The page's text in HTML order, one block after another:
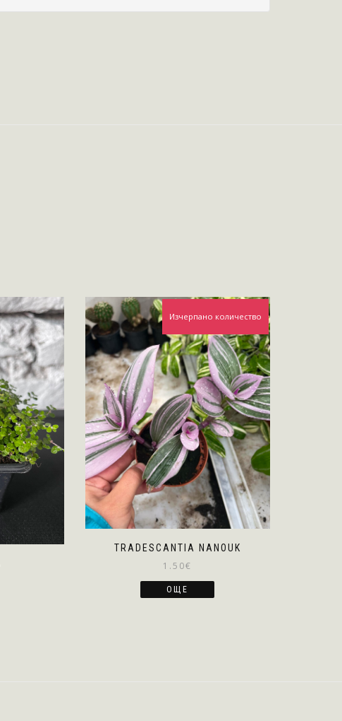
TRADESCANTIA NANOUK
1.50€
Изчерпано количество
ОЩЕ